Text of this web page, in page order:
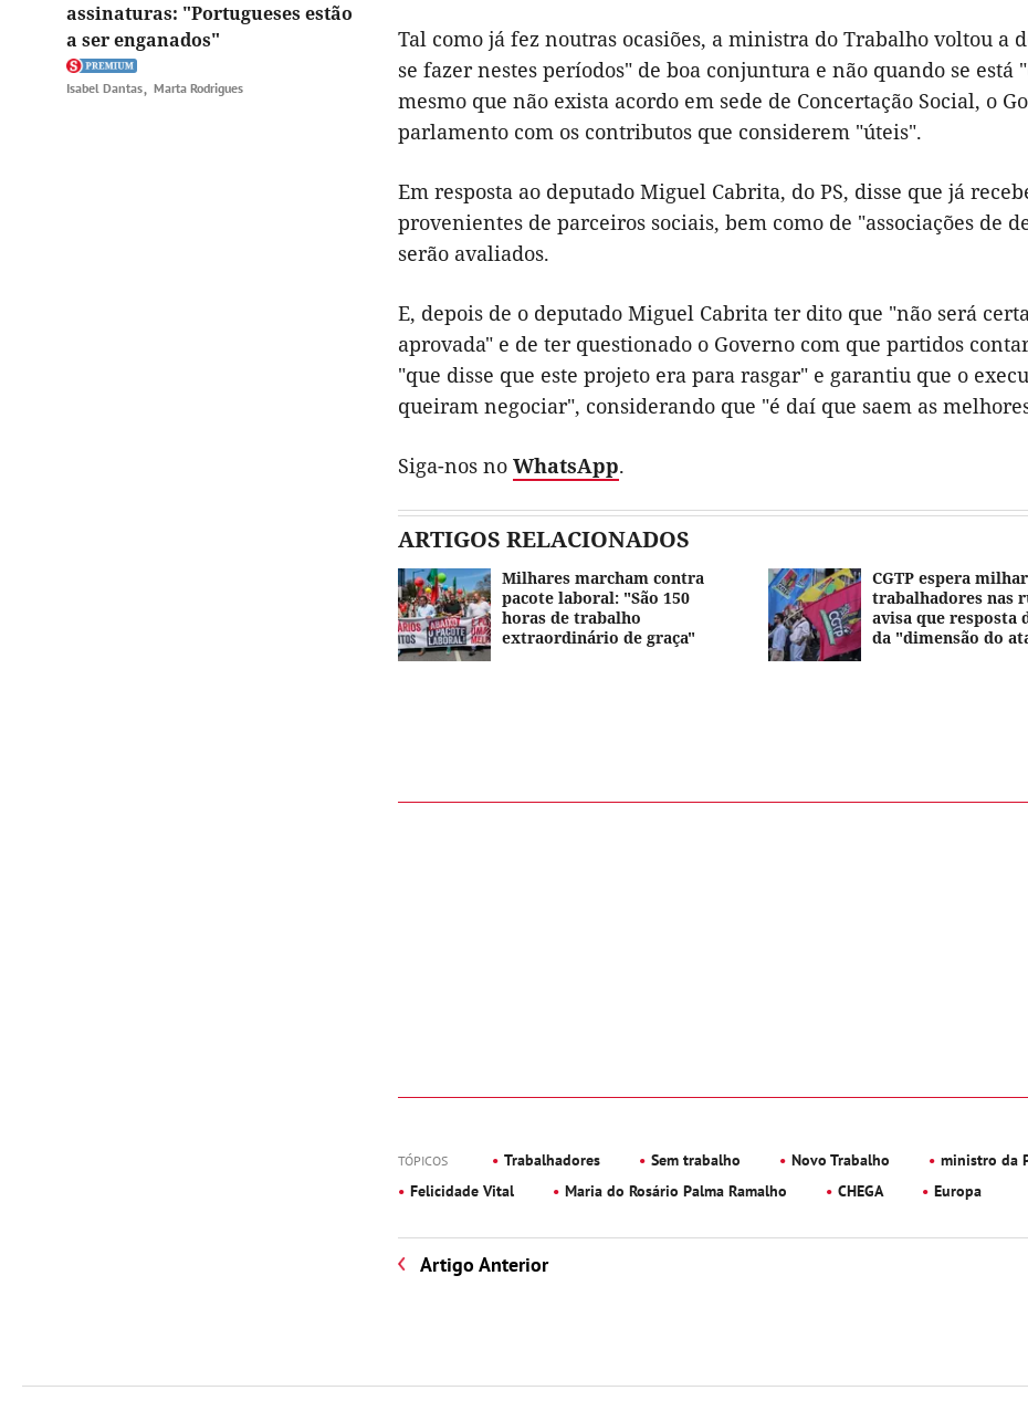
assinaturas: "Portugueses estão
a ser enganados"
Isabel Dantas Marta Rodrigues
Tal como já fez noutras ocasiões, a ministra do Trabalho voltou a
se fazer nestes períodos" de boa conjuntura e não quando se
mesmo que não exista acordo em sede de Concertação Social, o
parlamento com os contributos que considerem "úteis".
Em resposta ao deputado Miguel Cabrita, do PS, disse que já
provenientes de parceiros sociais, bem como de "associações de
serão avaliados.
E, depois de o deputado Miguel Cabrita ter dito que "não será
aprovada" e de ter questionado o Governo com que partidos
"que disse que este projeto era para rasgar" e garantiu que o
queiram negociar", considerando que "é daí que saem as
Siga-nos no WhatsApp.
ARTIGOS RELACIONADOS
Milhares marcham contra
pacote laboral: "São 150
horas de trabalho
extraordinário de graça"
CGTP espera
trabalhadores nas
avisa que resposta
da "dimensão do
TÓPICOS Trabalhadores Sem trabalho Novo Trabalho ministro da
Felicidade Vital
Maria do Rosário Palma Ramalho CHEGA Europa
Artigo Anterior